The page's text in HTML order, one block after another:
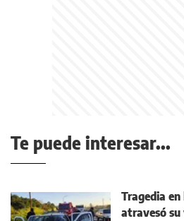
Te puede interesar...
Tragedia
atravesó